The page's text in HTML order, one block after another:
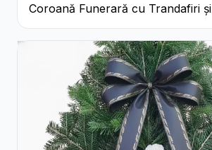
Coroană Funerară cu Trandafiri și
Crini